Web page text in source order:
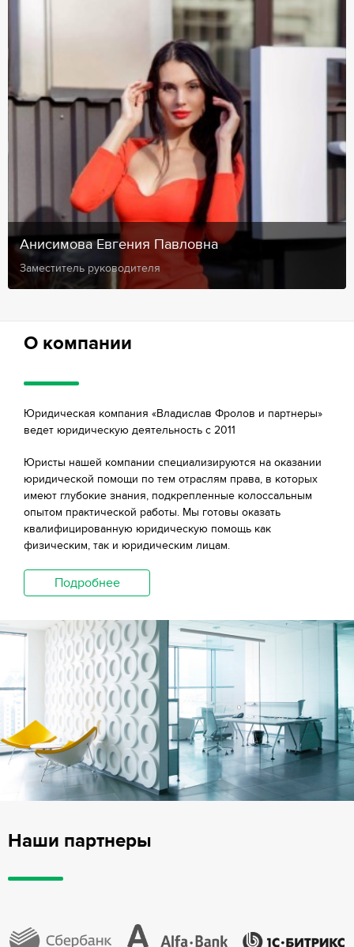
Анисимова Евгения Павловна
Заместитель руководителя
О компании
Юридическая компания «Владислав Фролов и партнеры»
ведет юридическую деятельность с 2011
Юристы нашей компании специализируются на оказании
юридической помощи по тем отраслям права, в которых
имеют глубокие знания, подкрепленные колоссальным
опытом практической работы. Мы готовы оказать
квалифицированную юридическую помощь как
физическим, так и юридическим лицам.
Подробнее
Наши партнеры